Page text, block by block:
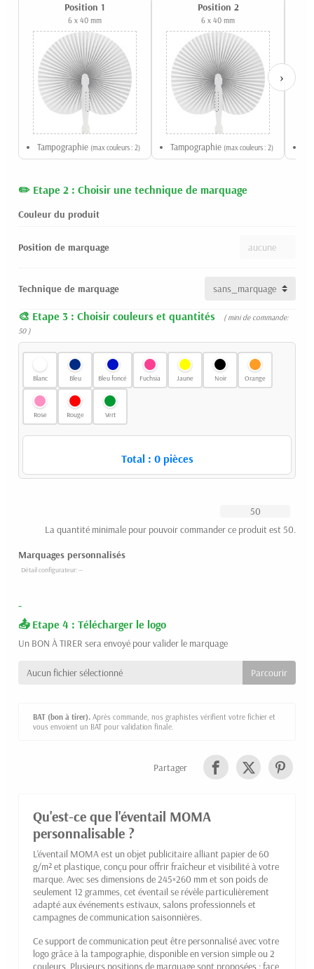
Position 1
6 x 40 mm
Tampographie (max couleurs : 2)
Position 2
6 x 40 mm
Tampographie (max couleurs : 2)
›
Etape 2 : Choisir une technique de marquage
Couleur du produit
Position de marquage
Technique de marquage
Etape 3 : Choisir couleurs et quantités
( mini de commande:
50 )
Blanc Bleu Bleu foncé Fuchsia Jaune Noir Orange
Rose Rouge Vert
Total : 0pièces
La quantité minimale pour pouvoir commander ce produit est 50.
Marquages personnalisés
-
Etape 4 : Télécharger le logo
Un BON À TIRER sera envoyé pour valider le marquage
Aucun fichier sélectionné
BAT (bon à tirer). Après commande, nos graphistes vérifient votre fichier et
vous envoient un BAT pour validation finale.
Partager
Qu'est-ce que l'éventail MOMA
personnalisable ?
L'éventail MOMA est un objet publicitaire alliant papier de 60
g/m² et plastique, conçu pour offrir fraîcheur et visibilité à votre
marque. Avec ses dimensions de 245×260 mm et son poids de
seulement 12 grammes, cet éventail se révèle particulièrement
adapté aux événements estivaux, salons professionnels et
campagnes de communication saisonnières.
Ce support de communication peut être personnalisé avec votre
logo grâce à la tampographie, disponible en version simple ou 2
couleurs. Plusieurs positions de marquage sont proposées : face